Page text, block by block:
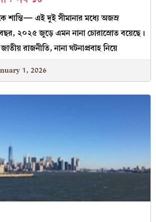
শান্তি— এই দুই সীমানার মধ্যে অজস্র
২০২৫ জুড়ে এমন নানা চোরাস্রোত বয়েছে।
রাজনীতি, নানা ঘটনাপ্রবাহ নিয়ে
1, 2026